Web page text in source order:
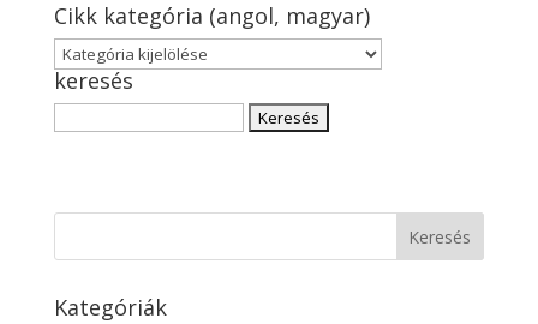
Cikk kategória (angol, magyar)
Cikk
kategória
(angol,
magyar)
keresés
Kategóriák